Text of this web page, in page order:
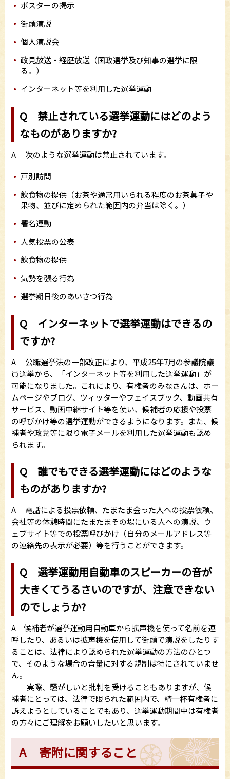
ポスターの掲示
街頭演説
個人演説会
政見放送・経歴放送（国政選挙及び知事の選挙に限
る。）
インターネット等を利用した選挙運動
Q 禁止されている選挙運動にはどのよう
なものがありますか?
A 次のような選挙運動は禁止されています。
戸別訪問
飲食物の提供（お茶や通常用いられる程度のお茶菓子や
果物、並びに定められた範囲内の弁当は除く。）
署名運動
人気投票の公表
飲食物の提供
気勢を張る行為
選挙期日後のあいさつ行為
Q インターネットで選挙運動はできるの
ですか?
A 公職選挙法の一部改正により、平成25年7月の参議院議
員選挙から、「インターネット等を利用した選挙運動」が
可能になりました。これにより、有権者のみなさんは、ホー
ムページやブログ、ツィッターやフェイスブック、動画共有
サービス、動画中継サイト等を使い、候補者の応援や投票
の呼びかけ等の選挙運動ができるようになります。また、候
補者や政党等に限り電子メールを利用した選挙運動も認め
られます。
Q 誰でもできる選挙運動にはどのような
ものがありますか?
A 電話による投票依頼、たまたま会った人への投票依頼、
会社等の休憩時間にたまたまその場にいる人への演説、ウ
ェブサイト等での投票呼びかけ（自分のメールアドレス等
の連絡先の表示が必要）等を行うことができます。
Q 選挙運動用自動車のスピーカーの音が
大きくてうるさいのですが、注意できない
のでしょうか?
A 候補者が選挙運動用自動車から拡声機を使って名前を連
呼したり、あるいは拡声機を使用して街頭で演説をしたりす
ることは、法律により認められた選挙運動の方法のひとつ
で、そのような場合の音量に対する規制は特にされていませ
ん。
実際、騒がしいと批判を受けることもありますが、候
補者にとっては、法律で限られた範囲内で、精一杯有権者に
訴えようとしていることでもあり、選挙運動期間中は有権者
の方々にご理解をお願いしたいと思います。
A 寄附に関すること